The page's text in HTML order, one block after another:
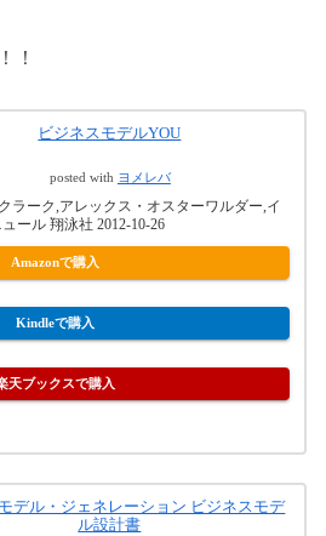
！
ビジネスモデルYOU
posted with ヨメレバ
ラーク,アレックス・オスターワルダー,イ
ール 翔泳社 2012-10-26
Amazonで購入
Kindleで購入
天ブックスで購入
デル・ジェネレーション ビジネスモデ
ル設計書